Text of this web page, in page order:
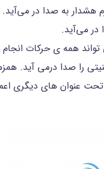
هشدار به صدا در
در می‌آید.
تواند همه ی حرکات
را صدا درمی آید.
های دیگری اعم